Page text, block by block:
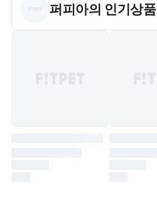
퍼피아의 인기상품